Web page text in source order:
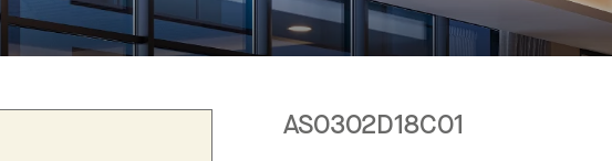
AS0302D18C01